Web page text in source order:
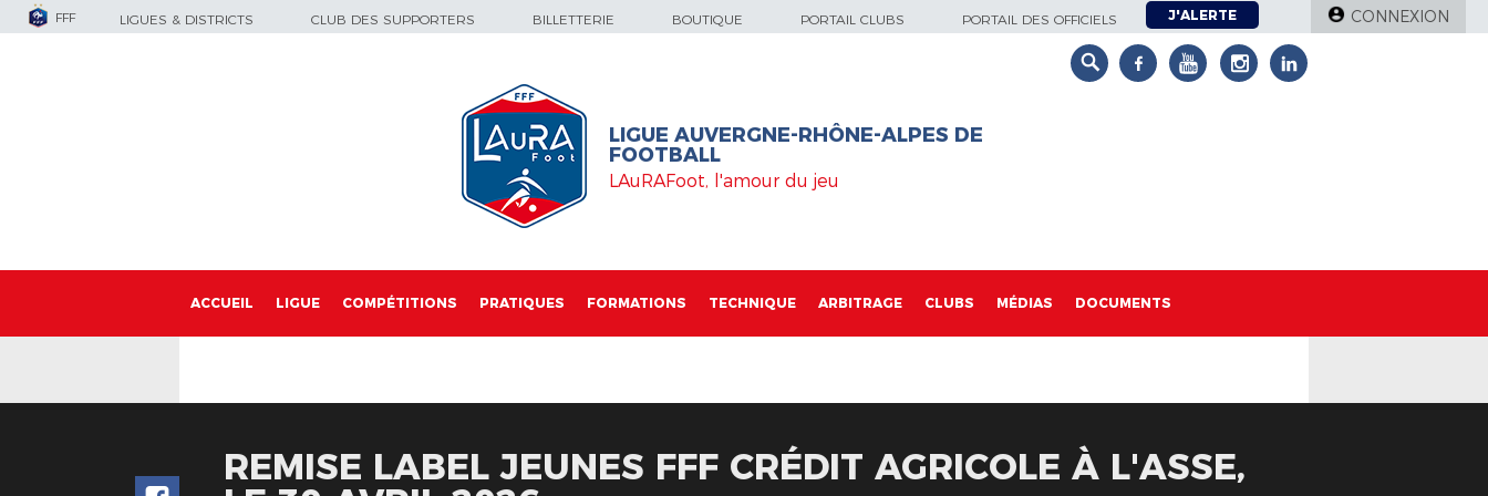
FFF LIGUES & DISTRICTS CLUB DES SUPPORTERS BILLETTERIE BOUTIQUE PORTAIL CLUBS PORTAIL DES OFFICIELS J'ALERTE CONNEXION
LIGUE AUVERGNE-RHÔNE-ALPES DE
FOOTBALL
LAuRAFoot, l'amour du jeu
ACCUEIL LIGUE COMPÉTITIONS PRATIQUES FORMATIONS TECHNIQUE ARBITRAGE CLUBS MÉDIAS DOCUMENTS
REMISE LABEL JEUNES FFF CRÉDIT AGRICOLE À L'ASSE,